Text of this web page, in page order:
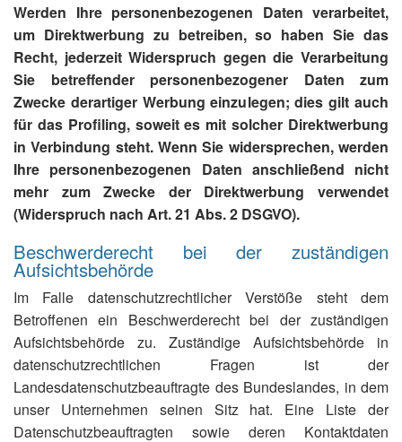
Werden Ihre personenbezogenen Daten verarbeitet,
um Direktwerbung zu betreiben, so haben Sie das
Recht, jederzeit Widerspruch gegen die Verarbeitung
Sie betreffender personenbezogener Daten zum
Zwecke derartiger Werbung einzulegen; dies gilt auch
für das Profiling, soweit es mit solcher Direktwerbung
in Verbindung steht. Wenn Sie widersprechen, werden
Ihre personenbezogenen Daten anschließend nicht
mehr zum Zwecke der Direktwerbung verwendet
(Widerspruch nach Art. 21 Abs. 2 DSGVO).
Beschwerderecht bei der zuständigen
Aufsichtsbehörde
Im Falle datenschutzrechtlicher Verstöße steht dem
Betroffenen ein Beschwerderecht bei der zuständigen
Aufsichtsbehörde zu. Zuständige Aufsichtsbehörde in
datenschutzrechtlichen Fragen ist der
Landesdatenschutzbeauftragte des Bundeslandes, in dem
unser Unternehmen seinen Sitz hat. Eine Liste der
Datenschutzbeauftragten sowie deren Kontaktdaten